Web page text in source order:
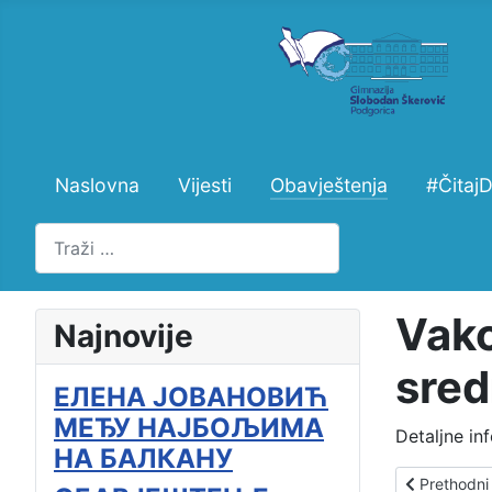
Naslovna Vijesti Obavještenja
Pretraži
Najnovije
ЕЛЕНА ЈОВАНОВИЋ
МЕЂУ НАЈБОЉИМА
НА БАЛКАНУ
Detaljne
Prethodni
Prethodni